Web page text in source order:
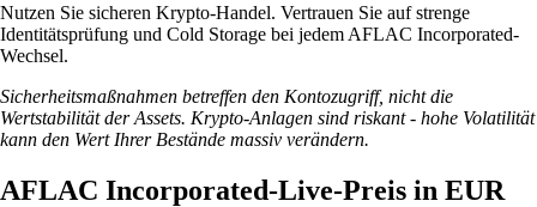
Nutzen Sie sicheren Krypto-Handel. Vertrauen Sie auf strenge
Identitätsprüfung und Cold Storage bei jedem AFLAC Incorporated-
Wechsel.
Sicherheitsmaßnahmen betreffen den Kontozugriff, nicht die
Wertstabilität der Assets. Krypto-Anlagen sind riskant - hohe Volatilität
kann den Wert Ihrer Bestände massiv verändern.
AFLAC Incorporated-Live-Preis in EUR